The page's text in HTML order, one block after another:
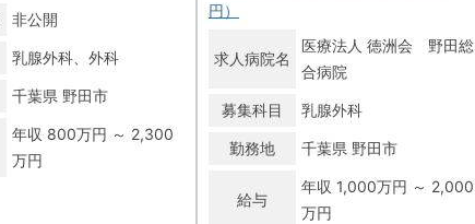
非公開
乳腺外科 外科
千葉県 野田市
年収 800万円 ～ 2,300
万円
円）
求人病院名
医療法人 徳洲会 野田総
合病院
募集科目 乳腺外科
勤務地 千葉県 野田市
給与
年収 1,000万円 ～ 2,000
万円